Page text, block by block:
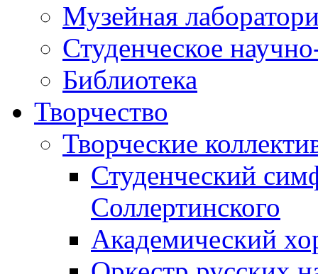
Музейная
Студенческое
Библиотека
Творчество
Творческие
Студенческий
Соллертинского
Академический